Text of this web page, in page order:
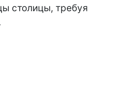
столицы, требуя